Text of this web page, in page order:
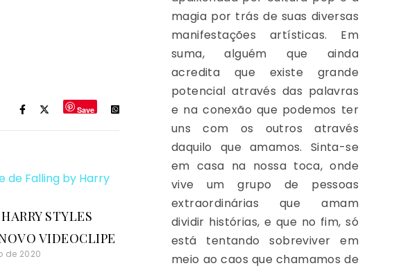
Save
STYLES
VIDEOCLIPE
de 2020
magia por trás de suas diversas
manifestações artísticas. Em
suma, alguém que ainda
acredita que existe grande
potencial através das palavras
e na conexão que podemos ter
uns com os outros através
daquilo que amamos. Sinta-se
em casa na nossa toca, onde
vive um grupo de pessoas
extraordinárias que amam
dividir histórias, e que no fim, só
está tentando sobreviver em
meio ao caos que chamamos de